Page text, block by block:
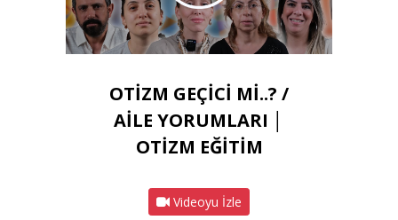
OTİZM GEÇİCİ Mİ..? /
AİLE YORUMLARI │
OTİZM EĞİTİM
Videoyu İzle